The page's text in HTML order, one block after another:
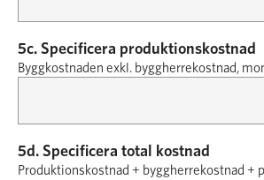
5c. Specificera produktionskostnad
Byggkostnaden exkl. byggherrekostnad,
5d. Specificera total kostnad
Produktionskostnad + byggherrekostnad +